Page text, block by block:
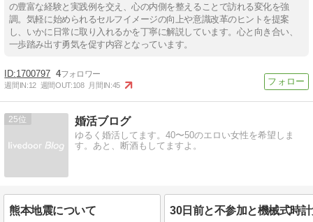
の豊富な経験と実践例を交え、心の内側を整えることで訪れる変化を強
調。気軽に始められるセルフイメージの向上や意識改革のヒントを提案
し、いかに日常に取り入れるかを丁寧に解説しています。心と向き合い、
一歩踏み出す勇気を促す内容となっています。
1700797 4
週間IN:12 週間OUT:108 月間IN:45
25 婚活ブログ
ゆるく婚活してます。40〜50のエロい女性を希望しま
す。あと、断酒もしてますよ。
熊本地震について